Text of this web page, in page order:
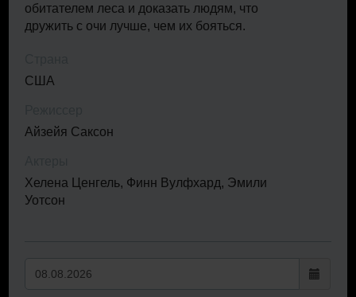
обитателем леса и доказать людям, что
дружить с очи лучше, чем их бояться.
США
Айзейя Саксон
Хелена Ценгель, Финн Вулфхард, Эмили
Уотсон